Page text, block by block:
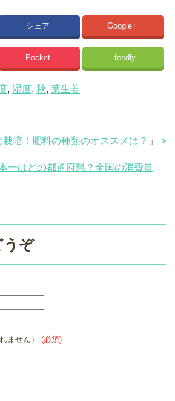
シェア Google+
Pocket feedly
, 湿度, 秋, 葉生姜
栽培！肥料の種類のオススメは？ 」
一はどの都道府県？全国の消費量
うぞ
ません） (必須)